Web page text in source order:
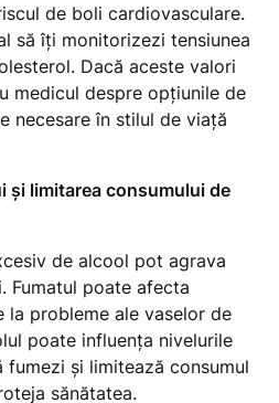
de boli cardiovasculare.
să îți monitorizezi tensiunea
Dacă aceste valori
medicul despre opțiunile de
necesare în stilul de viață
și limitarea consumului de
de alcool pot agrava
Fumatul poate afecta
la probleme ale vaselor de
poate influența nivelurile
fumezi și limitează consumul
sănătatea.